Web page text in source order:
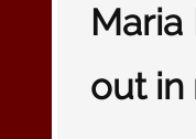
out in